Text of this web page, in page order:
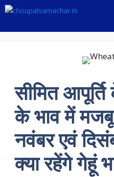
Skip
content
सीमित
के भाव में
नवंबर एवं
क्या रहेंगे गेहूं